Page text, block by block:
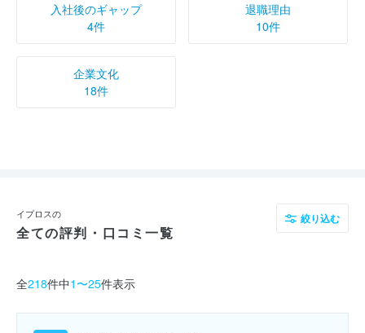
入社後のギャップ
4件
退職理由
10件
企業文化
18件
イプロスの
全ての評判・口コミ一覧
絞り込む
全218件中1〜25件表示